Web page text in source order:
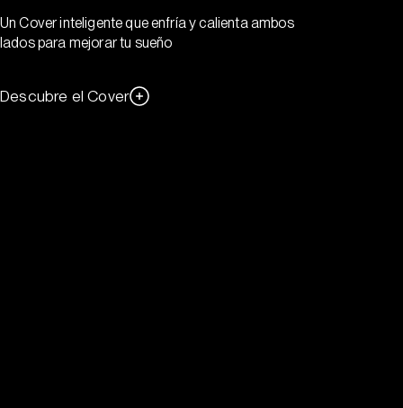
Un Cover inteligente que enfría y calienta ambos
lados para mejorar tu sueño
Descubre el Cover